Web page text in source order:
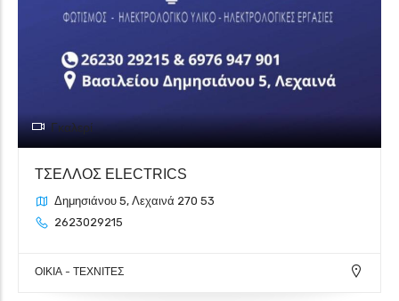
Γκαλερί
ΤΣΕΛΛΟΣ ELECTRICS
Δημησιάνου 5, Λεχαινά 270 53
2623029215
ΟΙΚΙΑ - ΤΕΧΝΙΤΕΣ